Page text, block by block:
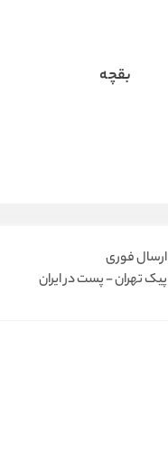
بقچه
ارسال فوری
پیک تهران - پست در ایران